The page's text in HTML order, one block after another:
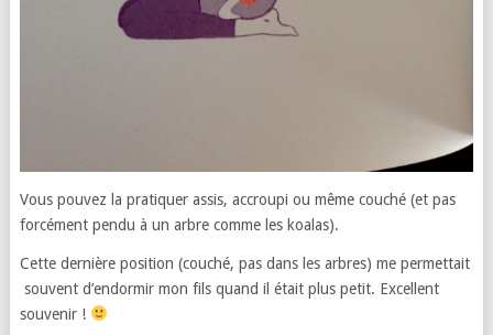
Vous pouvez la pratiquer assis, accroupi ou même couché (et pas
forcément pendu à un arbre comme les koalas).
Cette dernière position (couché, pas dans les arbres) me permettait
souvent d’endormir mon fils quand il était plus petit. Excellent
souvenir !